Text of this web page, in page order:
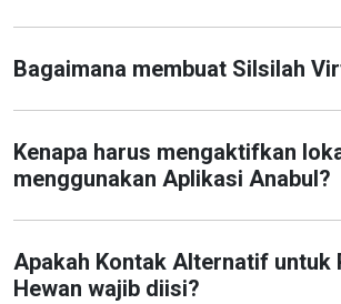
Bagaimana membuat Silsilah
Kenapa harus mengaktifkan
menggunakan Aplikasi Anabul?
Apakah Kontak Alternatif untuk
Hewan wajib diisi?